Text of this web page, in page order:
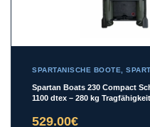
SPARTANISCHE BOOTE,
Spartan Boats 230 Compact
1100 dtex – 280 kg
529.00€